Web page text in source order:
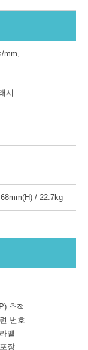
mm,
시
/ 22.7kg
추적
번호
벨
장